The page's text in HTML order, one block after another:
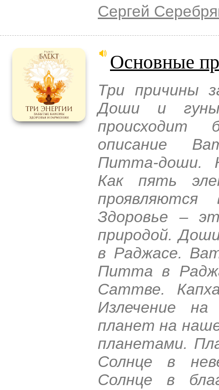
Сергей
Основные
Три причины
Доши и
происходит
описание
Питта-доши.
Как пять
Здоровье –
природой.
в Раджасе.
Питта в
Саттве.
Излечение на
планет на
планетами.
Солнце в
Солнце в